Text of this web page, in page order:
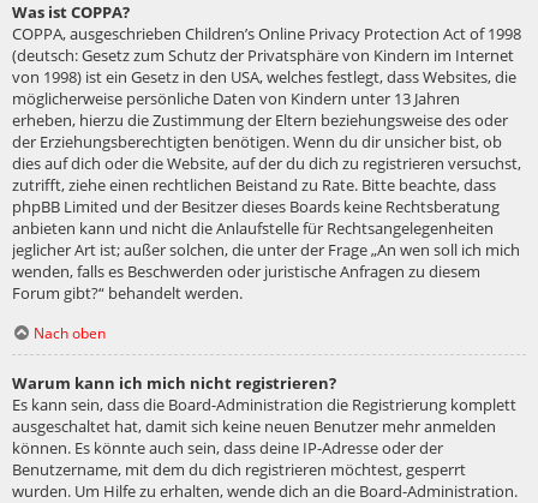
Was ist COPPA?
COPPA, ausgeschrieben Children’s Online Privacy Protection Act of 1998
(deutsch: Gesetz zum Schutz der Privatsphäre von Kindern im Internet
von 1998) ist ein Gesetz in den USA, welches festlegt, dass Websites, die
möglicherweise persönliche Daten von Kindern unter 13 Jahren
erheben, hierzu die Zustimmung der Eltern beziehungsweise des oder
der Erziehungsberechtigten benötigen. Wenn du dir unsicher bist, ob
dies auf dich oder die Website, auf der du dich zu registrieren versuchst,
zutrifft, ziehe einen rechtlichen Beistand zu Rate. Bitte beachte, dass
phpBB Limited und der Besitzer dieses Boards keine Rechtsberatung
anbieten kann und nicht die Anlaufstelle für Rechtsangelegenheiten
jeglicher Art ist; außer solchen, die unter der Frage „An wen soll ich mich
wenden, falls es Beschwerden oder juristische Anfragen zu diesem
Forum gibt?“ behandelt werden.
Nach oben
Warum kann ich mich nicht registrieren?
Es kann sein, dass die Board-Administration die Registrierung komplett
ausgeschaltet hat, damit sich keine neuen Benutzer mehr anmelden
können. Es könnte auch sein, dass deine IP-Adresse oder der
Benutzername, mit dem du dich registrieren möchtest, gesperrt
wurden. Um Hilfe zu erhalten, wende dich an die Board-Administration.